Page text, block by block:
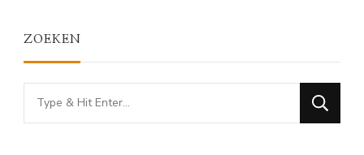
ZOEKEN
Looking
for